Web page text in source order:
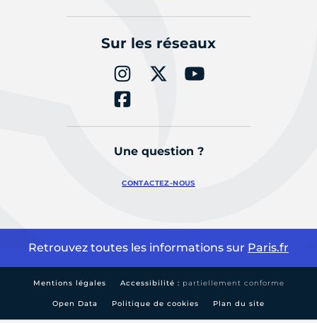
Sur les réseaux
Une question ?
CONTACTEZ-NOUS
Retrouvez toutes les informations sur Paris.fr
Mentions légales Accessibilité : partiellement conforme
Open Data Politique de cookies Plan du site